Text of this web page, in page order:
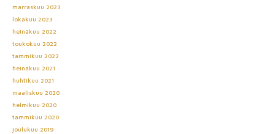
marraskuu 2023
lokakuu 2023
heinäkuu 2022
toukokuu 2022
tammikuu 2022
heinäkuu 2021
huhtikuu 2021
maaliskuu 2020
helmikuu 2020
tammikuu 2020
joulukuu 2019